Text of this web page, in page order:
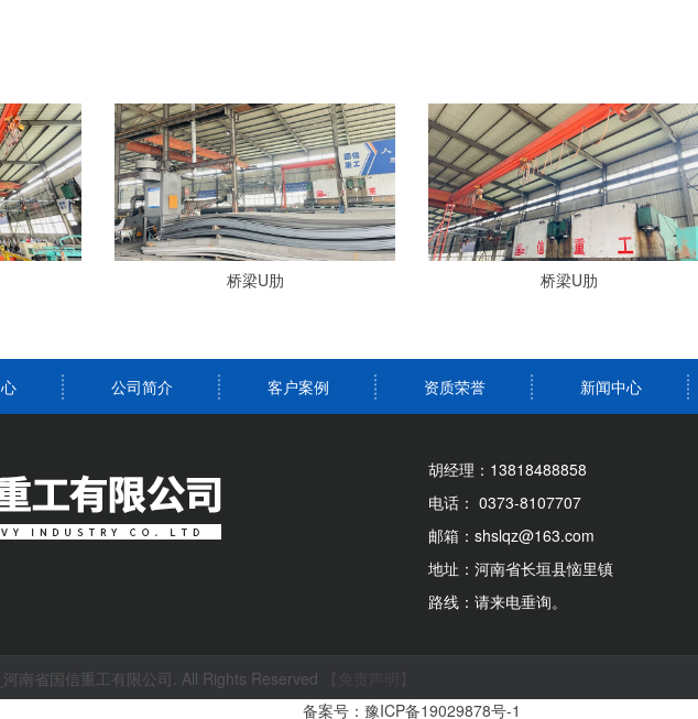
桥梁U肋 桥梁U肋
公司简介 客户案例 资质荣誉 新闻中心
胡经理：13818488858
电话： 0373-8107707
邮箱：shslqz@163.com
地址：河南省长垣县恼里镇
路线：请来电垂询。
南省国信重工有限公司. All Rights Reserved
备案号：豫ICP备19029878号-1